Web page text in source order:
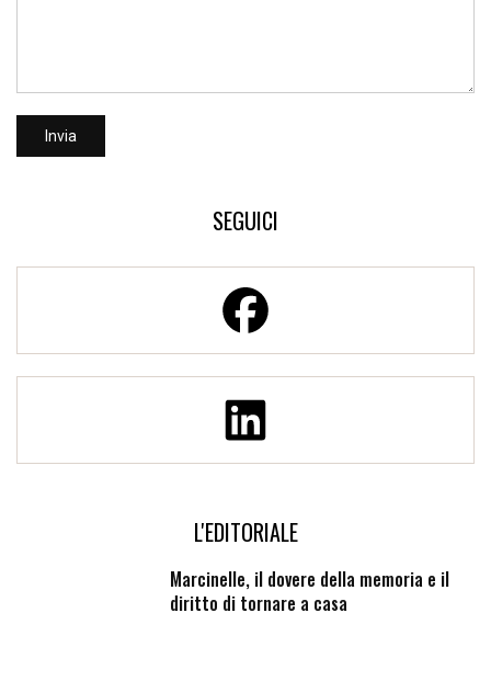
SEGUICI
L'EDITORIALE
Marcinelle, il dovere della memoria e il
diritto di tornare a casa